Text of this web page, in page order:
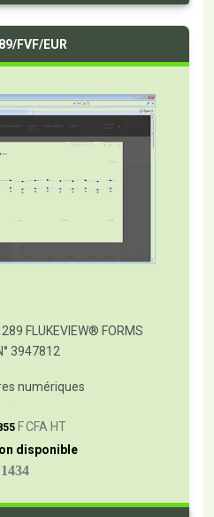
FVF/EUR
289 FLUKEVIEW® FORMS
3947812
numériques
F CFA HT
disponible
1434